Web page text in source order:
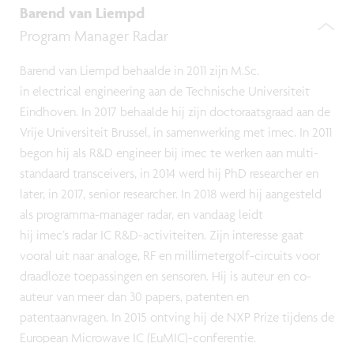
Barend van Liempd
Program Manager Radar
Barend van Liempd behaalde in 2011 zijn M.Sc.
in electrical engineering aan de Technische Universiteit
Eindhoven. In 2017 behaalde hij zijn doctoraatsgraad aan de
Vrije Universiteit Brussel, in samenwerking met imec. In 2011
begon hij als R&D engineer bij imec te werken aan multi-
standaard transceivers, in 2014 werd hij PhD researcher en
later, in 2017, senior researcher. In 2018 werd hij aangesteld
als programma-manager radar, en vandaag leidt
hij imec’s radar IC R&D-activiteiten. Zijn interesse gaat
vooral uit naar analoge, RF en millimetergolf-circuits voor
draadloze toepassingen en sensoren. Hij is auteur en co-
auteur van meer dan 30 papers, patenten en
patentaanvragen. In 2015 ontving hij de NXP Prize tijdens de
European Microwave IC (EuMIC)-conferentie.